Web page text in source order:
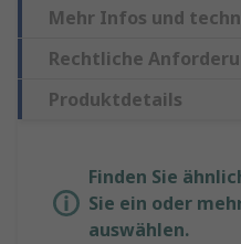
Mehr Infos und
Rechtliche
Produktdetails
Finden Sie
Sie ein oder
auswählen.